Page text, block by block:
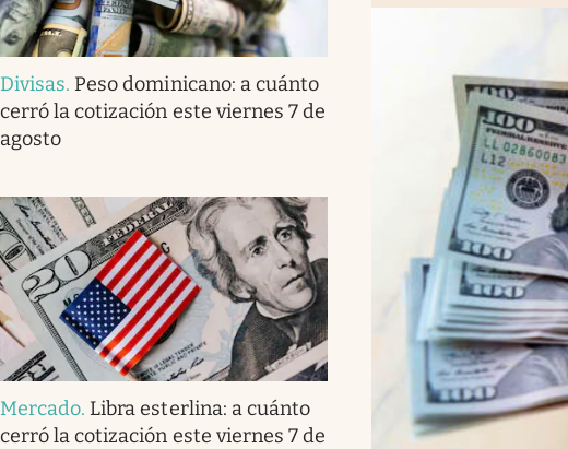
Divisas. Peso dominicano: a cuánto
cerró la cotización este viernes 7 de
agosto
Mercado. Libra esterlina: a cuánto
cerró la cotización este viernes 7 de